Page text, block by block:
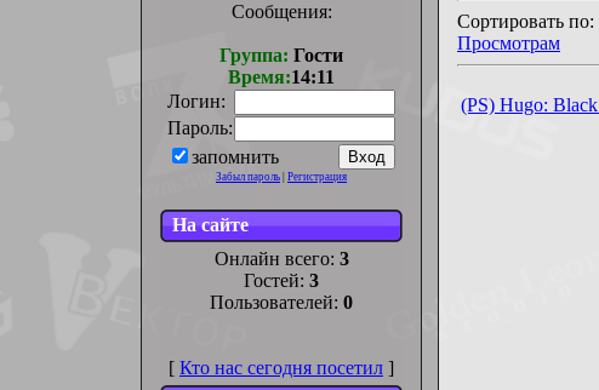
Сообщения:
Группа: Гости
Время:14:11
Логин:
Пароль:
запомнить
Забыл пароль Регистрация
На сайте
Онлайн всего: 3
Гостей: 3
Пользователей: 0
[ Кто нас сегодня посетил ]
Сортировать по:
Просмотрам
(PS) Hugo: